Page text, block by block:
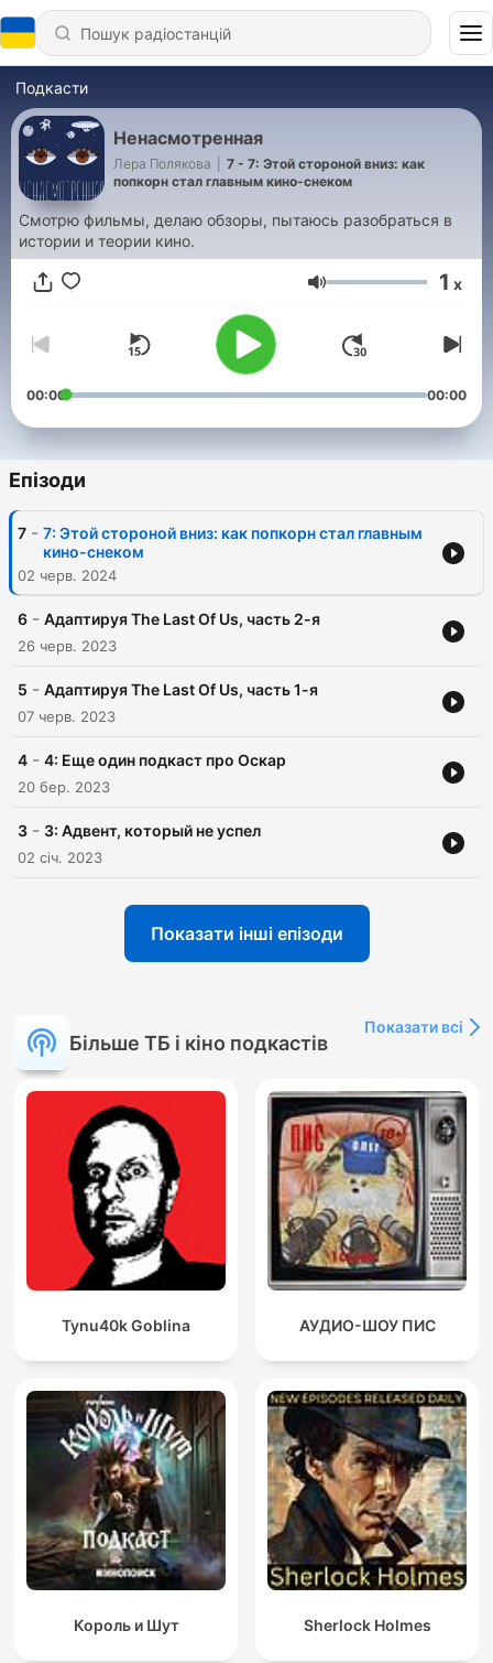
Подкасти
Ненасмотренная
Лера Полякова
7 - 7: Этой стороной вниз: как
попкорн стал главным кино-снеком
Смотрю фильмы, делаю обзоры, пытаюсь разобраться в
истории и теории кино.
Гучність 1 x
00:00 00:00
Епізоди
7 - 7: Этой стороной вниз: как попкорн стал главным
кино-снеком
02 черв. 2024
6 - Адаптируя The Last Of Us, часть 2-я
26 черв. 2023
5 - Адаптируя The Last Of Us, часть 1-я
07 черв. 2023
4 - 4: Еще один подкаст про Оскар
20 бер. 2023
3 - 3: Адвент, который не успел
02 січ. 2023
Показати інші епізоди
Більше ТБ і кіно подкастів
Показати всі
Tynu40k Goblina АУДИО-ШОУ ПИС
Король и Шут Sherlock Holmes